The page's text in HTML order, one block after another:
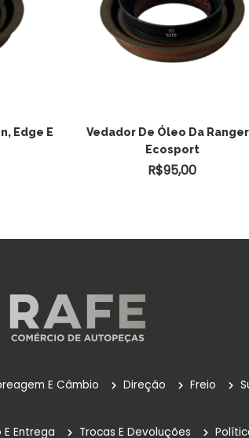
Edge E
ADICIONAR AO
CARRINHO
Vedador De Óleo Da Ranger
Ecosport
R$95,00
E Câmbio Direção Freio
E Entrega Trocas E Devoluções